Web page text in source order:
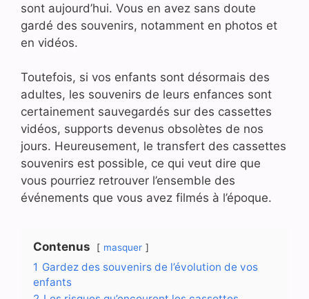
sont aujourd’hui. Vous en avez sans doute
gardé des souvenirs, notamment en photos et
en vidéos.
Toutefois, si vos enfants sont désormais des
adultes, les souvenirs de leurs enfances sont
certainement sauvegardés sur des cassettes
vidéos, supports devenus obsolètes de nos
jours. Heureusement, le transfert des cassettes
souvenirs est possible, ce qui veut dire que
vous pourriez retrouver l’ensemble des
événements que vous avez filmés à l’époque.
Contenus masquer
1 Gardez des souvenirs de l’évolution de vos
enfants